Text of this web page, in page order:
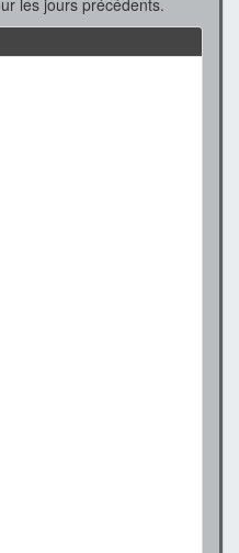
les jours précédents.